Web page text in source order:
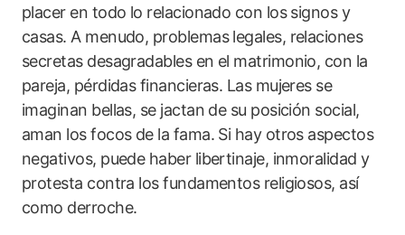
placer en todo lo relacionado con los signos y
casas. A menudo, problemas legales, relaciones
secretas desagradables en el matrimonio, con la
pareja, pérdidas financieras. Las mujeres se
imaginan bellas, se jactan de su posición social,
aman los focos de la fama. Si hay otros aspectos
negativos, puede haber libertinaje, inmoralidad y
protesta contra los fundamentos religiosos, así
como derroche.